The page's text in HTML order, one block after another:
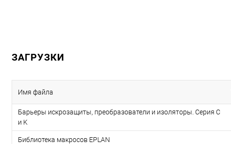
ЗАГРУЗКИ
Имя файла
Барьеры искрозащиты, преобразователи и изоляторы. Серия C
и K
Библиотека макросов EPLAN